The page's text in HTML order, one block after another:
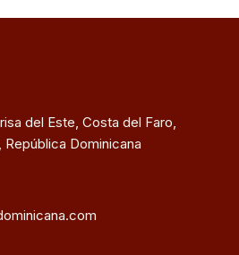
del Este, Costa del Faro,
Dominicana